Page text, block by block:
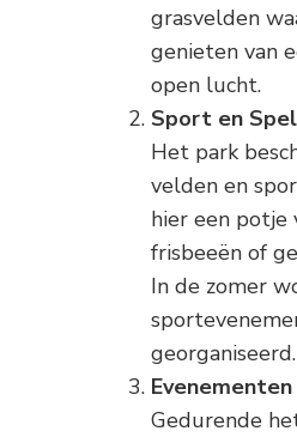
grasvelden
genieten van
open lucht.
Sport en Spel
Het park
velden en
hier een potje
frisbeeën of
In de zomer
georganiseerd.
Gedurende